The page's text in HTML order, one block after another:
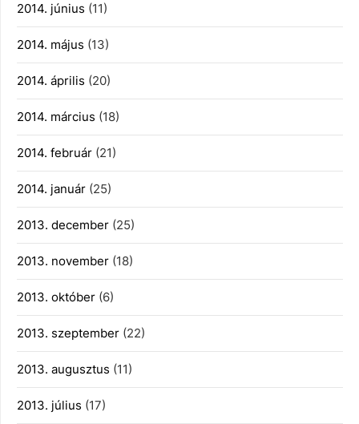
2014. június (11)
2014. május (13)
2014. április (20)
2014. március (18)
2014. február (21)
2014. január (25)
2013. december (25)
2013. november (18)
2013. október (6)
2013. szeptember (22)
2013. augusztus (11)
2013. július (17)